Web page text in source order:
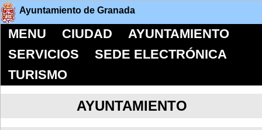
Ayuntamiento de Granada
MENU CIUDAD
AYUNTAMIENTO
SERVICIOS
SEDE ELECTRÓNICA
TURISMO
AYUNTAMIENTO